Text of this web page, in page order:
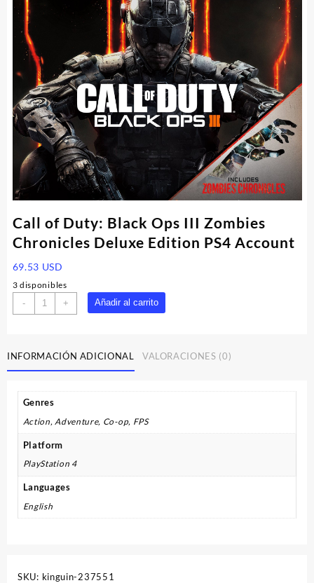
Call of Duty: Black Ops III Zombies
Chronicles Deluxe Edition PS4 Account
69.53 USD
3 disponibles
-
Call
of
Ops
III
Chronicles
Deluxe
Edition
PS4
Account
cantidad
+ Añadir al carrito
INFORMACIÓN ADICIONAL VALORACIONES (0)
Genres
Action, Adventure, Co-op, FPS
Platform
PlayStation 4
Languages
English
SKU: kinguin-237551